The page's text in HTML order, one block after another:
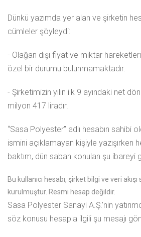
Dünkü yazımda yer alan ve şirketin
cümleler şöyleydi:
- Olağan dışı fiyat ve miktar
özel bir durumu bulunmamaktadır.
- Şirketimizin yılın ilk 9 ayındaki net
milyon 417 liradır.
“Sasa Polyester” adlı hesabın sahibi
ismini açıklamayan kişiyle yazışırken
baktım, dün sabah konulan şu ibareyi
Bu kullanıcı hesabı, şirket bilgi ve veri
kurulmuştur. Resmi hesap değildir.
Sasa Polyester Sanayi A.Ş.’nin
söz konusu hesapla ilgili şu mesajı